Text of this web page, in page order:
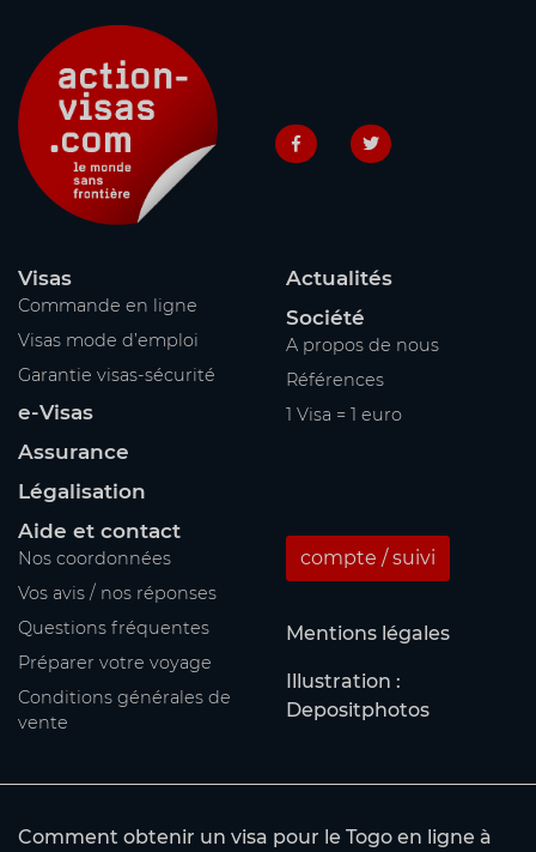
Visas
Commande en ligne
Visas mode d’emploi
Garantie visas-sécurité
e-Visas
Assurance
Légalisation
Actualités
Société
A propos de nous
Références
1 Visa = 1 euro
Aide et contact
Nos coordonnées
Vos avis / nos réponses
Questions fréquentes
Préparer votre voyage
Conditions générales de
vente
compte / suivi
Mentions légales
Illustration :
Depositphotos
Comment obtenir un visa pour le Togo en ligne à